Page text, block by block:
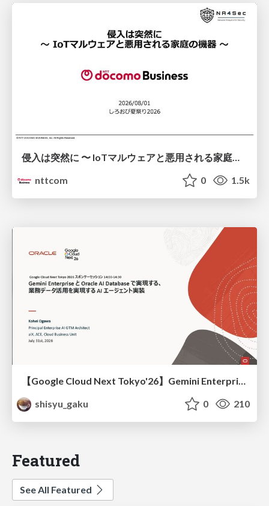
nttcom
0 1.5k
【Google Cloud Next Tokyo'26】Gemini Enterprise と Oracle AI Database で実現する、 業務データ活用を実現する AI エージェント実装
shisyu_gaku
0 210
Featured
See All Featured